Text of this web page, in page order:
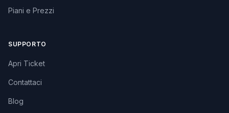
Piani e Prezzi
SUPPORTO
Apri Ticket
Contattaci
Blog